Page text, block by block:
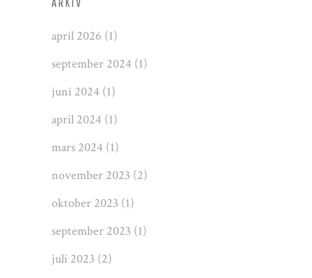
april 2026 (1)
september 2024 (1)
juni 2024 (1)
april 2024 (1)
mars 2024 (1)
november 2023 (2)
oktober 2023 (1)
september 2023 (1)
juli 2023 (2)